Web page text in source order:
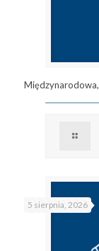
5 sierpnia, 2026